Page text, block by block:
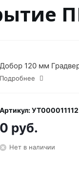
Добор 120 мм
Подробнее
Артикул: УТ000011112
0 руб.
Нет в наличии